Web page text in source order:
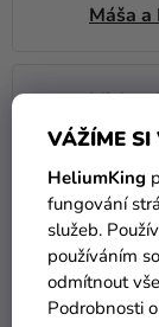
VÁŽÍME SI
HeliumKing
fungování
služeb.
používáním
odmítnout
Podrobnosti
Máša a
Mickey
Mimoni